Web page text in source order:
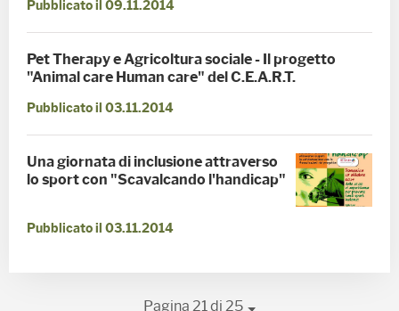
Pubblicato il 09.11.2014
Pet Therapy e Agricoltura sociale - Il progetto
"Animal care Human care" del C.E.A.R.T.
Pubblicato il 03.11.2014
Una giornata di inclusione attraverso
lo sport con "Scavalcando l'handicap"
Pubblicato il 03.11.2014
Pagina 21 di 25